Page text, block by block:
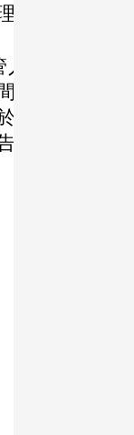
相
，
辦